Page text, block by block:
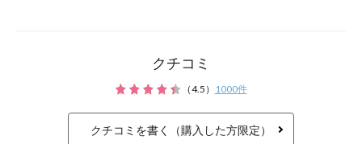
クチコミ
（4.5 ） 1000件
クチコミを書く（購入した方限定）